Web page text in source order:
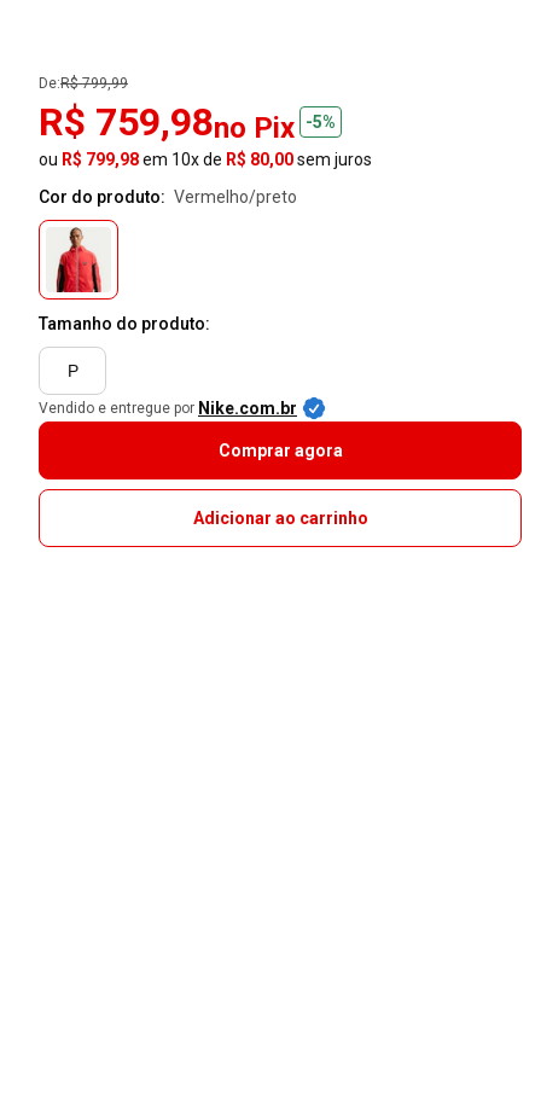
De:R$ 799,99
R$ 759,98no Pix
-5%
ou R$ 799,98em 10x de R$ 80,00sem juros
Cor do produto:
vermelho/preto
Tamanho do produto:
P
Vendido e entregue por Nike.com.br
Comprar agora
Adicionar ao carrinho